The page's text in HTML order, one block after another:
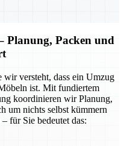
Planung, Packen und
versteht, dass ein Umzug
ist. Mit fundiertem
koordinieren wir Planung,
um nichts selbst kümmern
für Sie bedeutet das: